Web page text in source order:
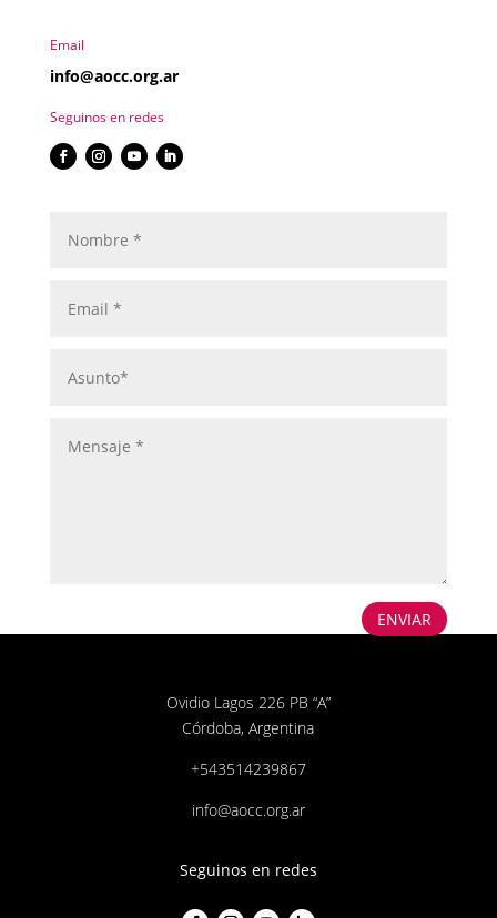
Email
info@aocc.org.ar
Seguinos en redes
ENVIAR
Ovidio Lagos 226 PB “A”
Córdoba, Argentina
+543514239867
info@aocc.org.ar